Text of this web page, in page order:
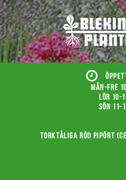
Mån-fre
Lör 10-
Sön 11-
Torktåliga röd pipört